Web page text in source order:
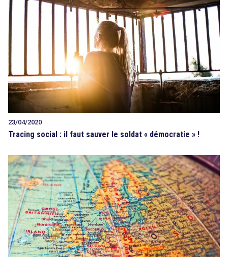
23/04/2020
Tracing social : il faut sauver le soldat « démocratie » !